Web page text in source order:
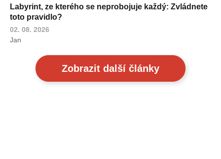
Labyrint, ze kterého se neprobojuje každý: Zvládnete
toto pravidlo?
02. 08. 2026
Jan
Zobrazit další články